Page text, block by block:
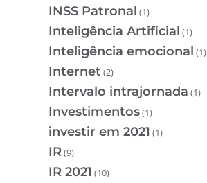
INSS Patronal (1)
Inteligência Artificial (1)
Inteligência emocional (1)
Internet (2)
Intervalo intrajornada (1)
Investimentos(1)
investir em 2021 (1)
IR(9)
IR 2021 (10)